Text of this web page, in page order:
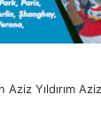
Aziz Yıldırım